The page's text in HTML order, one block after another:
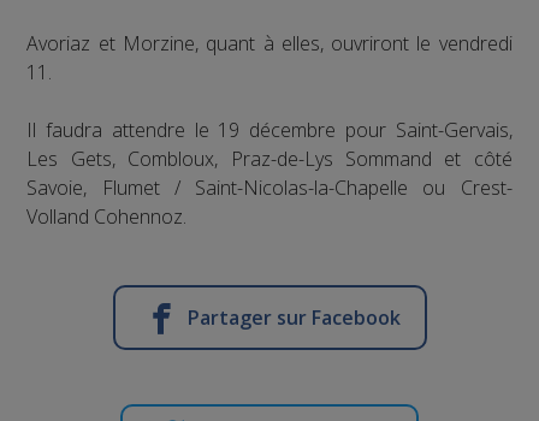
Avoriaz et Morzine, quant à elles, ouvriront le vendredi
11.
Il faudra attendre le 19 décembre pour Saint-Gervais,
Les Gets, Combloux, Praz-de-Lys Sommand et côté
Savoie, Flumet / Saint-Nicolas-la-Chapelle ou Crest-
Volland Cohennoz.
Partager sur Facebook